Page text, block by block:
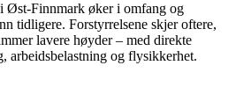
Øst-Finnmark øker i omfang og
tidligere. Forstyrrelsene skjer oftere,
lavere høyder – med direkte
arbeidsbelastning og flysikkerhet.